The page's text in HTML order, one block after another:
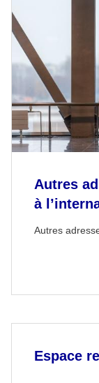
Autres
à
Autres
Espace